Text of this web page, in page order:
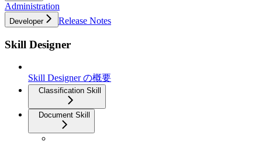
Administration
Developer Release Notes
Skill Designer
Skill Designer の概要
Classification Skill
Document Skill